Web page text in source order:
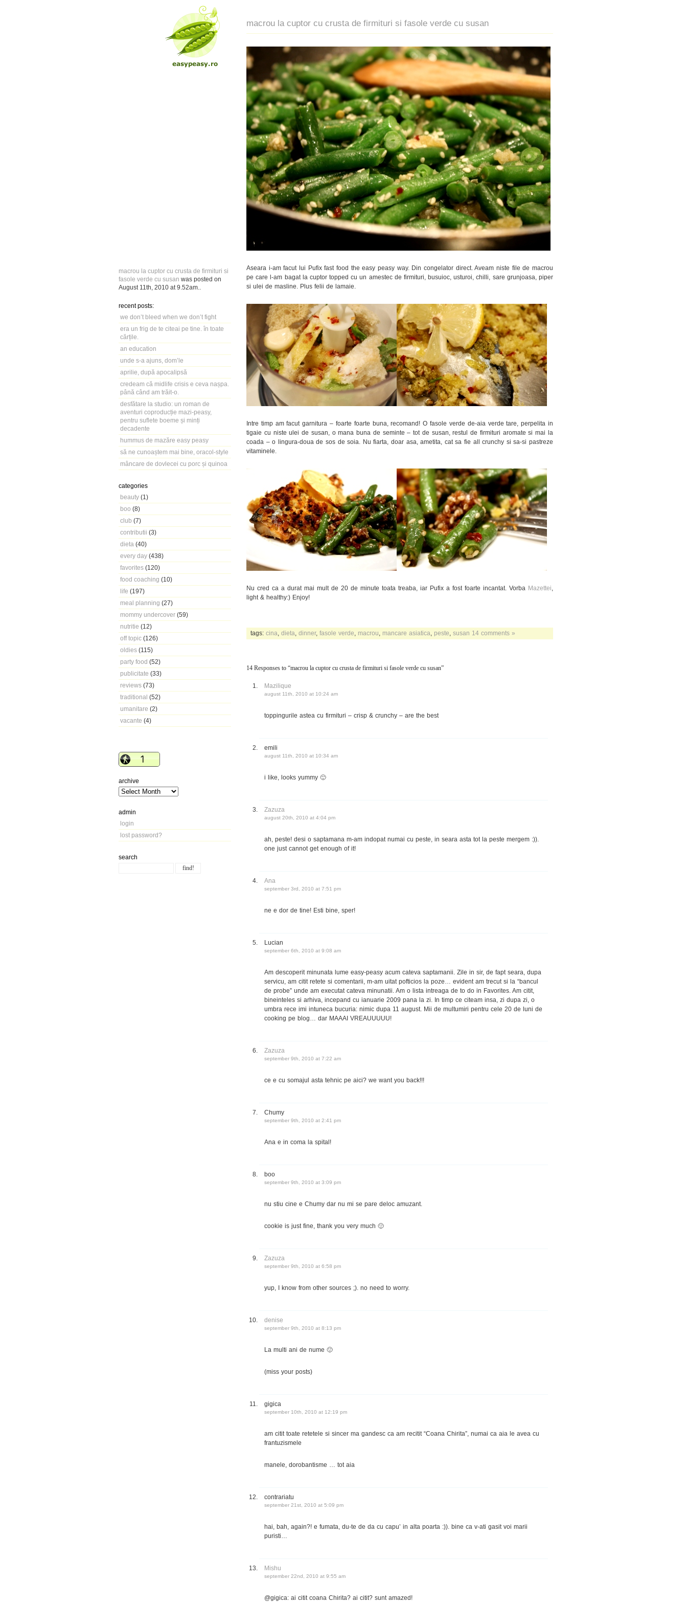
macrou la cuptor cu crusta de firmituri si
fasole verde cu susan was posted on
August 11th, 2010 at 9.52am
recent posts:
we don’t bleed when we don’t fight
era un frig de te citeai pe tine. în toate
cărțile.
an education
unde s-a ajuns, dom’le
aprilie, după apocalipsă
credeam că midlife crisis e ceva nașpa.
până când am trăit-o.
desfătare la studio: un roman de
aventuri coproducție mazi-peasy,
pentru suflete boeme și minți
decadente
hummus de mazăre easy peasy
să ne cunoaștem mai bine, oracol-style
mâncare de dovlecei cu porc și quinoa
categories
beauty (1)
boo (8)
club (7)
contributii (3)
dieta (40)
every day (438)
favorites (120)
food coaching (10)
life (197)
meal planning (27)
mommy undercover (59)
nutritie (12)
off topic (126)
oldies (115)
party food (52)
publicitate (33)
reviews (73)
traditional (52)
umanitare (2)
vacante (4)
archive
admin
login
lost password?
search
macrou la cuptor cu crusta de firmituri si fasole verde cu susan
Aseara i-am facut lui Pufix fast food the easy peasy way. Din congelator direct. Aveam niste file de macrou
pe care l-am bagat la cuptor topped cu un amestec de firmituri, busuioc, usturoi, chilli, sare grunjoasa, piper
si ulei de masline. Plus felii de lamaie.
Intre timp am facut garnitura – foarte foarte buna, recomand! O fasole verde de-aia verde tare, perpelita in
tigaie cu niste ulei de susan, o mana buna de seminte – tot de susan, restul de firmituri aromate si mai la
coada – o lingura-doua de sos de soia. Nu fiarta, doar asa, ametita, cat sa fie all crunchy si sa-si pastreze
vitaminele.
Nu cred ca a durat mai mult de 20 de minute toata treaba, iar Pufix a fost foarte incantat. Vorba Mazettei
light & healthy:) Enjoy!
tags: cina dieta dinner, fasole verde macrou mancare asiatica peste susan 14 comments »
14 Responses to “macrou la cuptor cu crusta de firmituri si fasole verde cu susan”
Mazilique
august 11th, 2010 at 10:24 am
toppingurile astea cu firmituri – crisp & crunchy – are the best
emili
august 11th, 2010 at 10:34 am
i like, looks yummy 🙂
Zazuza
august 20th, 2010 at 4:04 pm
ah, peste! desi o saptamana m-am indopat numai cu peste, in seara asta tot la peste mergem :)).
one just cannot get enough of it!
Ana
september 3rd, 2010 at 7:51 pm
ne e dor de tine! Esti bine, sper!
Lucian
september 6th, 2010 at 9:08 am
Am descoperit minunata lume easy-peasy acum cateva saptamanii. Zile in sir, de fapt seara, dupa
servicu, am citit retete si comentarii, m-am uitat pofticios la poze… evident am trecut si la “bancul
de probe” unde am executat cateva minunatii. Am o lista intreaga de to do in Favorites. Am citit,
bineinteles si arhiva, incepand cu ianuarie 2009 pana la zi. In timp ce citeam insa, zi dupa zi, o
umbra rece imi intuneca bucuria: nimic dupa 11 august. Mii de multumiri pentru cele 20 de luni de
cooking pe blog… dar MAAAI VREAUUUUU!
Zazuza
september 9th, 2010 at 7:22 am
ce e cu somajul asta tehnic pe aici? we want you back!!!
Chumy
september 9th, 2010 at 2:41 pm
Ana e in coma la spital!
boo
september 9th, 2010 at 3:09 pm
nu stiu cine e Chumy dar nu mi se pare deloc amuzant.
cookie is just fine, thank you very much 🙂
Zazuza
september 9th, 2010 at 6:58 pm
yup, I know from other sources ;). no need to worry.
denise
september 9th, 2010 at 8:13 pm
La multi ani de nume 🙂
(miss your posts)
gigica
september 10th, 2010 at 12:19 pm
am citit toate retetele si sincer ma gandesc ca am recitit “Coana Chirita”, numai ca aia le avea cu
frantuzismele
manele, dorobantisme … tot aia
contrariatu
september 21st, 2010 at 5:09 pm
hai, bah, again?! e fumata, du-te de da cu capu’ in alta poarta :)). bine ca v-ati gasit voi marii
puristi…
Mishu
september 22nd, 2010 at 9:55 am
@gigica: ai citit coana Chirita? ai citit? sunt amazed!